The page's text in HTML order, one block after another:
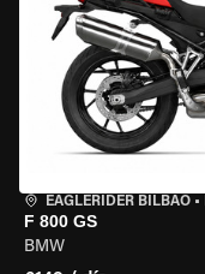
EAGLERIDER BILBAO •
F 800 GS
BMW